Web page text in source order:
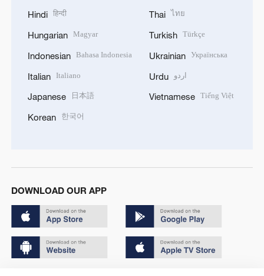
Hindi हिन्दी
Hungarian Magyar
Indonesian Bahasa Indonesia
Italian Italiano
Japanese 日本語
Korean 한국어
Thai ไทย
Turkish Türkçe
Ukrainian Українська
Urdu اردو
Vietnamese Tiếng Việt
DOWNLOAD OUR APP